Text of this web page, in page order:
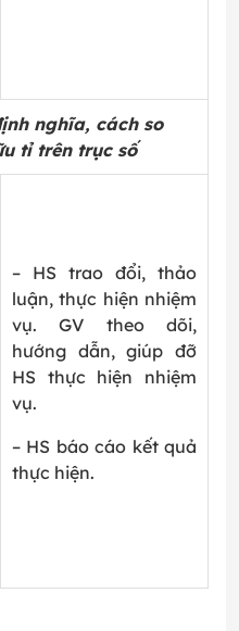
nghĩa, cách so
tỉ trên trục số
– HS trao đổi, thảo
luận, thực hiện nhiệm
vụ. GV theo dõi,
hướng dẫn, giúp đỡ
HS thực hiện nhiệm
vụ.
– HS báo cáo kết quả
thực hiện.